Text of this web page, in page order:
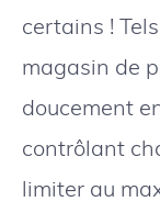
certains !
magasin de
doucement
contrôlant
limiter au